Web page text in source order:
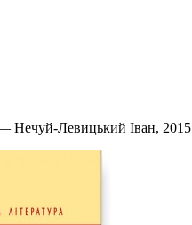
Нечуй-Левицький Іван, 2015